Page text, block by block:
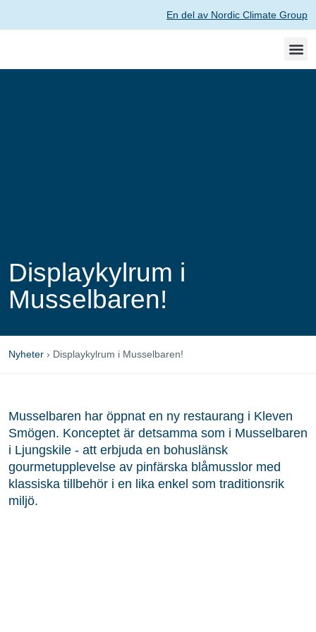
En del av Nordic Climate Group
Displaykylrum i
Musselbaren!
Nyheter › Displaykylrum i Musselbaren!
Musselbaren har öppnat en ny restaurang i Kleven
Smögen. Konceptet är detsamma som i Musselbaren
i Ljungskile - att erbjuda en bohuslänsk
gourmetupplevelse av pinfärska blåmusslor med
klassiska tillbehör i en lika enkel som traditionsrik
miljö.